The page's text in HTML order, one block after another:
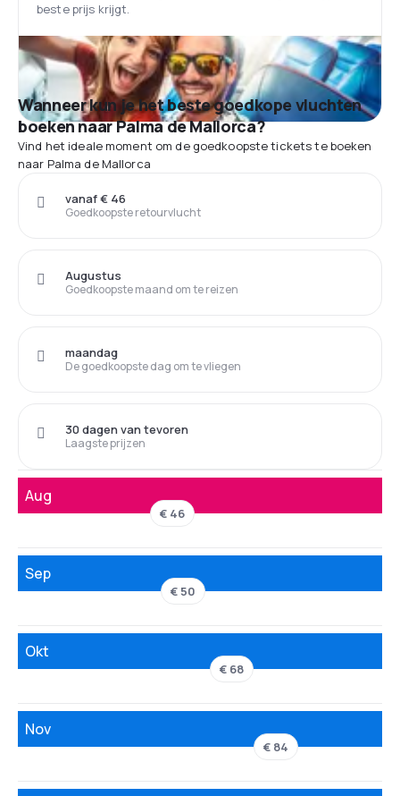
beste prijs krijgt.
Wanneer kun je het beste goedkope vluchten
boeken naar Palma de Mallorca?
Vind het ideale moment om de goedkoopste tickets te boeken
naar Palma de Mallorca
Goedkoopste retourvlucht
vanaf € 46
Goedkoopste maand om te reizen
Augustus
De goedkoopste dag om te vliegen
maandag
Laagste prijzen
30 dagen van tevoren
Aug
€ 46
Sep
€ 50
Okt
€ 68
Nov
€ 84